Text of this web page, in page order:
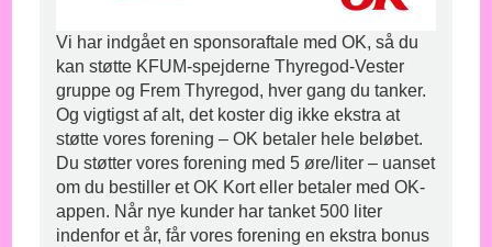
Vi har indgået en sponsoraftale med OK, så du
kan støtte KFUM-spejderne Thyregod-Vester
gruppe og Frem Thyregod, hver gang du tanker.
Og vigtigst af alt, det koster dig ikke ekstra at
støtte vores forening – OK betaler hele beløbet.
Du støtter vores forening med 5 øre/liter – uanset
om du bestiller et OK Kort eller betaler med OK-
appen. Når nye kunder har tanket 500 liter
indenfor et år, får vores forening en ekstra bonus